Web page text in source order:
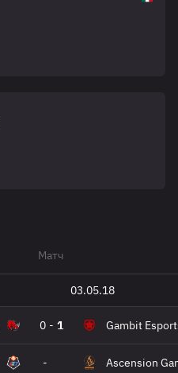
Матч
03.05.18
0 - 1 Gambit
- Ascension